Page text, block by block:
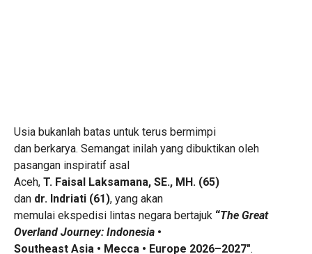
Usia bukanlah batas untuk terus bermimpi
dan berkarya. Semangat inilah yang dibuktikan oleh
pasangan inspiratif asal
Aceh, T. Faisal Laksamana, SE., MH. (65)
dan dr. Indriati (61), yang akan
memulai ekspedisi lintas negara bertajuk “The Great
Overland Journey: Indonesia •
Southeast Asia • Mecca • Europe 2026–2027″.